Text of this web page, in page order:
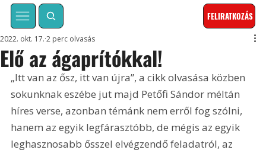
FELIRATKOZÁS
Elő az ágaprítókkal!
2022. okt. 17. 2 perc olvasás
„Itt van az ősz, itt van újra”, a cikk olvasása közben
sokunknak eszébe jut majd Petőfi Sándor méltán
híres verse, azonban témánk nem erről fog szólni,
hanem az egyik legfárasztóbb, de mégis az egyik
leghasznosabb ősszel elvégzendő feladatról, az